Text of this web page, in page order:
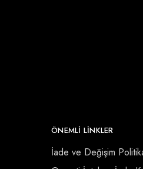
ÖNEMLI LINKLER
İade ve Değişim